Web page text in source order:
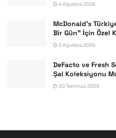
4 Ağustos 2026
McDonald’s
Bir Gün” İçin Özel
3 Ağustos 2026
DeFacto ve Fresh
Şal Koleksiyonu
30 Temmuz 2026